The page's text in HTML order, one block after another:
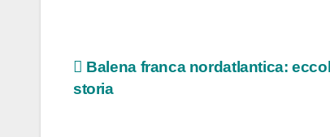
Navigazione
Balena franca nordatlantica:
storia